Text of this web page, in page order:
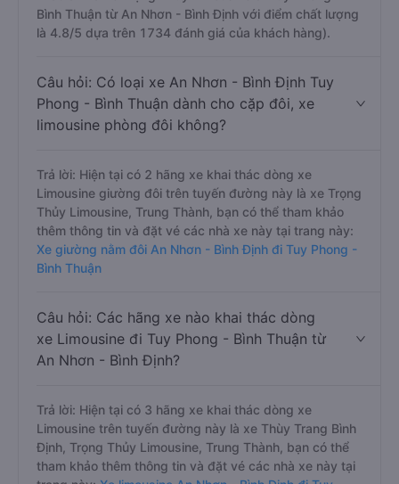
Bình Thuận từ An Nhơn - Bình Định với điểm chất lượng
là 4.8/5 dựa trên 1734 đánh giá của khách hàng).
Câu hỏi: Có loại xe An Nhơn - Bình Định Tuy
Phong - Bình Thuận dành cho cặp đôi, xe
limousine phòng đôi không?
Trả lời: Hiện tại có 2 hãng xe khai thác dòng xe
Limousine giường đôi trên tuyến đường này là xe Trọng
Thủy Limousine, Trung Thành, bạn có thể tham khảo
thêm thông tin và đặt vé các nhà xe này tại trang này:
Xe giường nằm đôi An Nhơn - Bình Định đi Tuy Phong -
Bình Thuận
Câu hỏi: Các hãng xe nào khai thác dòng
xe Limousine đi Tuy Phong - Bình Thuận từ
An Nhơn - Bình Định?
Trả lời: Hiện tại có 3 hãng xe khai thác dòng xe
Limousine trên tuyến đường này là xe Thùy Trang Bình
Định, Trọng Thủy Limousine, Trung Thành, bạn có thể
tham khảo thêm thông tin và đặt vé các nhà xe này tại